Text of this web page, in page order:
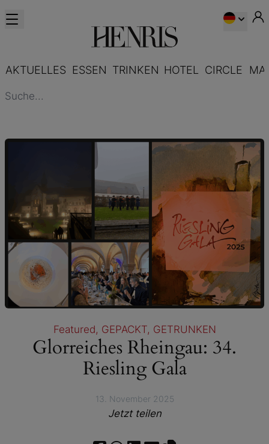
AKTUELLES ESSEN TRINKEN HOTEL CIRCLE
Featured, GEPACKT, GETRUNKEN
Glorreiches Rheingau: 34.
Riesling Gala
13. November 2025
Jetzt teilen